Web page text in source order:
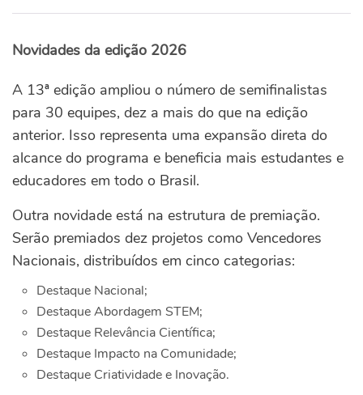
Novidades da edição 2026
A 13ª edição ampliou o número de semifinalistas
para 30 equipes, dez a mais do que na edição
anterior. Isso representa uma expansão direta do
alcance do programa e beneficia mais estudantes e
educadores em todo o Brasil.
Outra novidade está na estrutura de premiação.
Serão premiados dez projetos como Vencedores
Nacionais, distribuídos em cinco categorias:
Destaque Nacional;
Destaque Abordagem STEM;
Destaque Relevância Científica;
Destaque Impacto na Comunidade;
Destaque Criatividade e Inovação.